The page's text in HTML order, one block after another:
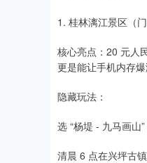
1. 桂林漓江景区（
核心亮点：20 元人
更是能让手机内存爆
隐藏玩法：​
选 “杨堤 - 九马画山
清晨 6 点在兴坪古